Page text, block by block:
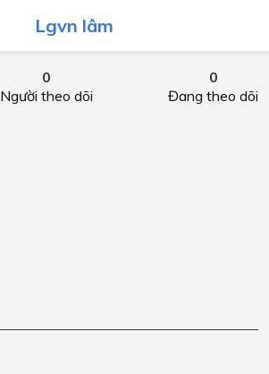
Lgvn lâm
0
Người theo dõi
0
Đang theo dõi